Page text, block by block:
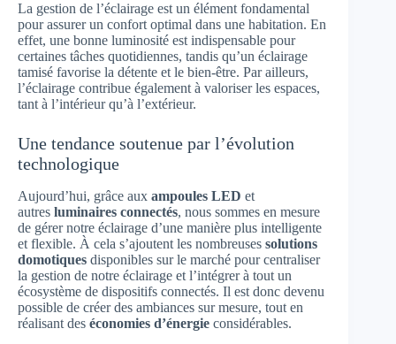
La gestion de l’éclairage est un élément fondamental
pour assurer un confort optimal dans une habitation. En
effet, une bonne luminosité est indispensable pour
certaines tâches quotidiennes, tandis qu’un éclairage
tamisé favorise la détente et le bien-être. Par ailleurs,
l’éclairage contribue également à valoriser les espaces,
tant à l’intérieur qu’à l’extérieur.
Une tendance soutenue par l’évolution
technologique
Aujourd’hui, grâce aux ampoules LED et
autres luminaires connectés, nous sommes en mesure
de gérer notre éclairage d’une manière plus intelligente
et flexible. À cela s’ajoutent les nombreuses solutions
domotiques disponibles sur le marché pour centraliser
la gestion de notre éclairage et l’intégrer à tout un
écosystème de dispositifs connectés. Il est donc devenu
possible de créer des ambiances sur mesure, tout en
réalisant des économies d’énergie considérables.